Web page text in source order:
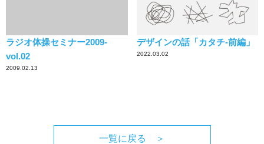
ラジオ体操セミナー2009-
vol.02
2009.02.13
デザインの話「カタチ-前編」
2022.03.02
一覧に戻る ＞